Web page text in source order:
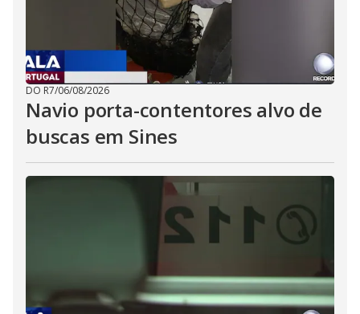
DO R7/06/08/2026
Navio porta-contentores alvo de
buscas em Sines